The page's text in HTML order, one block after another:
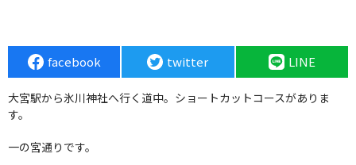
facebook twitter LINE
大宮駅から氷川神社へ行く道中。ショートカットコースがありま
す。
一の宮通りです。